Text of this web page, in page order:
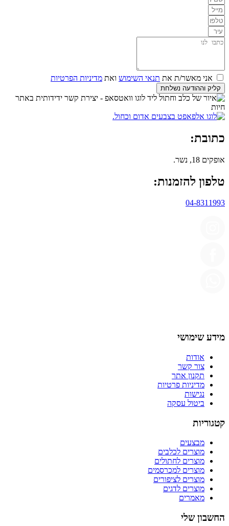
אני מאשר/ת את תנאי השימוש ואת מדיניות הפרטיות
קליק וההודעה נשלחת
כתובת:
אופקים 18, נשר.
טלפון להזמנות:
04-8311993
מידע שימושי
אודות
צור קשר
תקנון אתר
מדיניות פרטיות
נגישות
ביטול עסקה
קטגוריות
מבצעים
מוצרים לכלבים
מוצרים לחתולים
מוצרים למכרסמים
מוצרים לציפורים
מוצרים לדגים
מאמרים
החשבון שלי